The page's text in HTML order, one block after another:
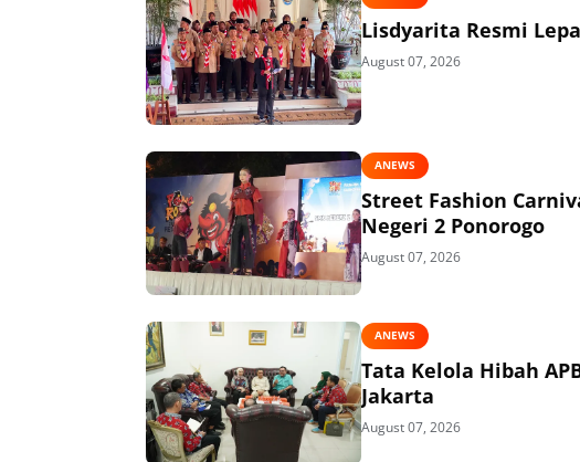
Lisdyarita Resmi
August 07, 2026
ANEWS
Street Fashion
Negeri 2 Ponorogo
August 07, 2026
ANEWS
Tata Kelola Hibah
Jakarta
August 07, 2026